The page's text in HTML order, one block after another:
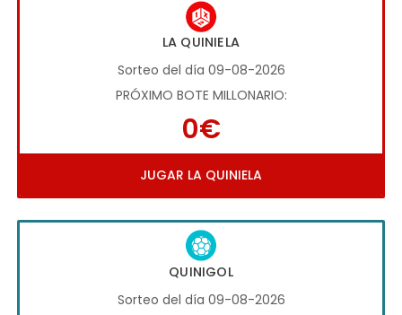
LA QUINIELA
Sorteo del día 09-08-2026
PRÓXIMO BOTE MILLONARIO:
0€
JUGAR LA QUINIELA
QUINIGOL
Sorteo del día 09-08-2026